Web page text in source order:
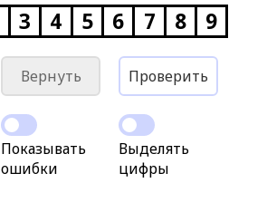
3 4 5 6 7 8 9
Вернуть Проверить
Показывать
ошибки
Выделять
цифры